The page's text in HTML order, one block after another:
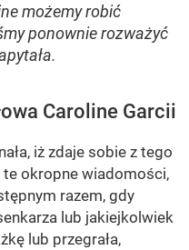
możemy robić
ponownie rozważyć
Caroline Garcii
iż zdaje sobie z tego
te okropne wiadomości,
razem, gdy
lub jakiejkolwiek
lub przegrała,